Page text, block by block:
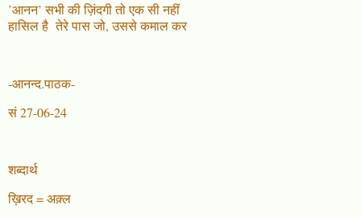
’आनन’ सभी की ज़िंदगी तो एक सी नहीं
हासिल है तेरे पास जो, उससे कमाल कर
-आनन्द.पाठक-
सं 27-06-24
शब्दार्थ
ख़िरद = अक़्ल